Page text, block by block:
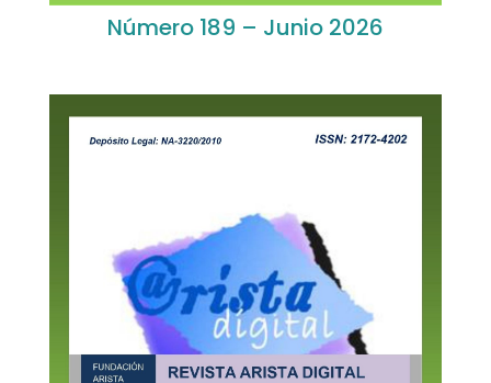
Número 189 – Junio 2026